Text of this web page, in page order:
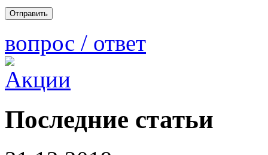
вопрос / ответ
Последние статьи